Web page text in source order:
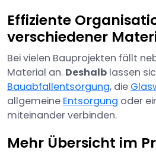
Effiziente
verschiedener
Bei vielen Bauprojekten fällt
Material an. Deshalb lassen
Bauabfallentsorgung, die
allgemeine Entsorgung oder
miteinander verbinden.
Mehr Übersicht im